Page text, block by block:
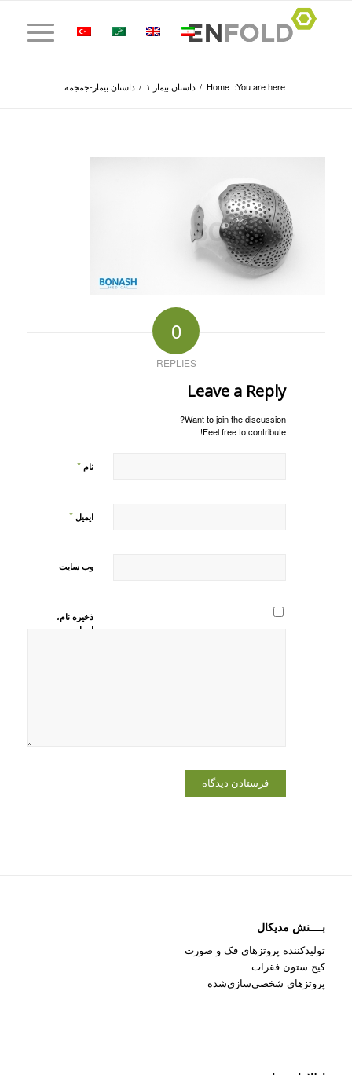
You are here:
Home
/ داستان بیمار ۱ / داستان بیمار-جمجمه
0
REPLIES
Leave a Reply
Want to join the discussion?
Feel free to contribute!
نام *
ایمیل *
وب‌ سایت
ذخیره نام،
ایمیل و
بــــنش مدیکال
تولیدکننده پروتزهای فک و صورت
کیج ستون فقرات
پروتزهای شخصی‌سازی‌شده